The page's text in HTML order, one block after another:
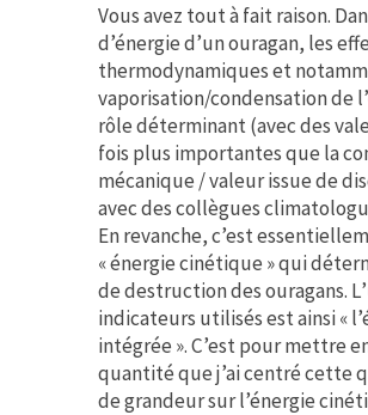
Vous avez tout à fait raison.
d’énergie d’un ouragan, les
thermodynamiques et
vaporisation/condensation de
rôle déterminant (avec des
fois plus importantes que la
mécanique / valeur issue de
avec des collègues
En revanche, c’est
« énergie cinétique » qui
de destruction des ouragans.
indicateurs utilisés est ainsi «
intégrée ». C’est pour mettre
quantité que j’ai centré cette
de grandeur sur l’énergie